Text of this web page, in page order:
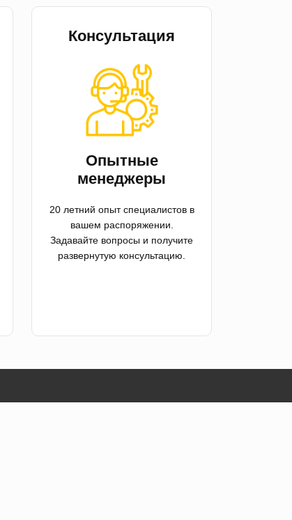
Консультация
Опытные
менеджеры
20 летний опыт специалистов в
вашем распоряжении.
Задавайте вопросы и получите
развернутую консультацию.